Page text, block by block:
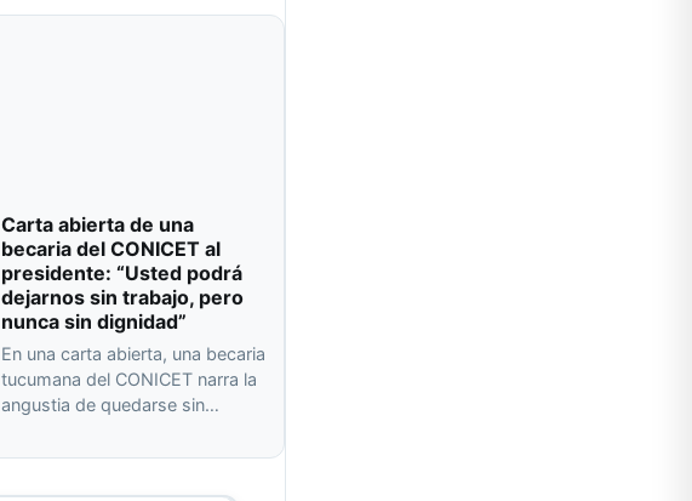
Carta abierta de una
becaria del CONICET al
presidente: “Usted podrá
dejarnos sin trabajo, pero
nunca sin dignidad”
En una carta abierta, una becaria
tucumana del CONICET narra la
angustia de quedarse sin…